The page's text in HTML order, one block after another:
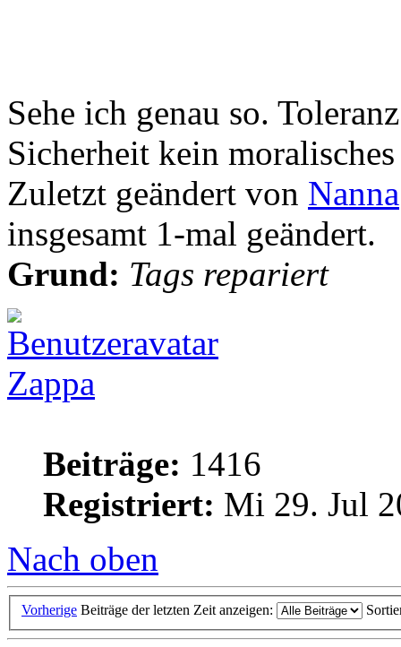
Sehe ich genau so.
Sicherheit kein
Zuletzt geändert von Nanna
insgesamt 1-mal geändert.
Grund: Tags repariert
Zappa
Beiträge: 1416
Registriert: Mi 29. Jul
Nach oben
Vorherige Beiträge der letzten Zeit anzeigen: